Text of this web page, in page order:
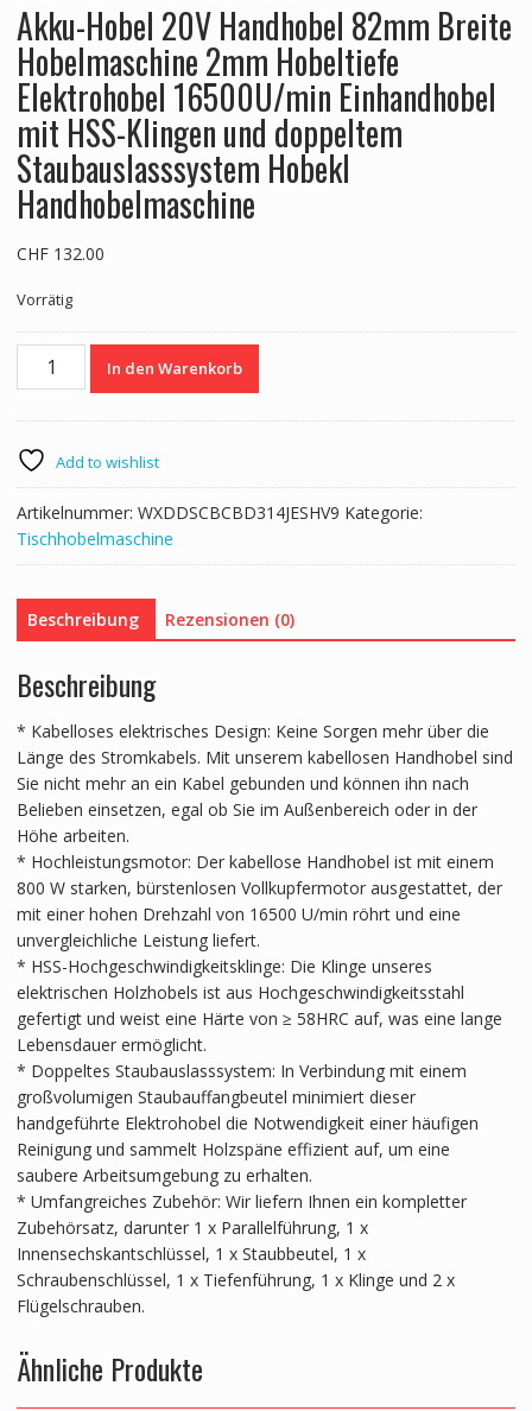
Akku-Hobel 20V Handhobel 82mm Breite
Hobelmaschine 2mm Hobeltiefe
Elektrohobel 16500U/min Einhandhobel
mit HSS-Klingen und doppeltem
Staubauslasssystem Hobekl
Handhobelmaschine
CHF132.00
Vorrätig
Akku-
Hobel
82mm
Breite
Hobelmaschine
2mm
Hobeltiefe
16500U/min
Einhandhobel
mit
HSS-
Klingen
und
doppeltem
Staubauslasssystem
Hobekl
Handhobelmaschine
Menge
In den Warenkorb
Add to wishlist
Artikelnummer: WXDDSCBCBD314JESHV9 Kategorie:
Tischhobelmaschine
Beschreibung Rezensionen (0)
Beschreibung
* Kabelloses elektrisches Design: Keine Sorgen mehr über die
Länge des Stromkabels. Mit unserem kabellosen Handhobel sind
Sie nicht mehr an ein Kabel gebunden und können ihn nach
Belieben einsetzen, egal ob Sie im Außenbereich oder in der
Höhe arbeiten.
* Hochleistungsmotor: Der kabellose Handhobel ist mit einem
800 W starken, bürstenlosen Vollkupfermotor ausgestattet, der
mit einer hohen Drehzahl von 16500 U/min röhrt und eine
unvergleichliche Leistung liefert.
* HSS-Hochgeschwindigkeitsklinge: Die Klinge unseres
elektrischen Holzhobels ist aus Hochgeschwindigkeitsstahl
gefertigt und weist eine Härte von ≥ 58HRC auf, was eine lange
Lebensdauer ermöglicht.
* Doppeltes Staubauslasssystem: In Verbindung mit einem
großvolumigen Staubauffangbeutel minimiert dieser
handgeführte Elektrohobel die Notwendigkeit einer häufigen
Reinigung und sammelt Holzspäne effizient auf, um eine
saubere Arbeitsumgebung zu erhalten.
* Umfangreiches Zubehör: Wir liefern Ihnen ein kompletter
Zubehörsatz, darunter 1 x Parallelführung, 1 x
Innensechskantschlüssel, 1 x Staubbeutel, 1 x
Schraubenschlüssel, 1 x Tiefenführung, 1 x Klinge und 2 x
Flügelschrauben.
Ähnliche Produkte